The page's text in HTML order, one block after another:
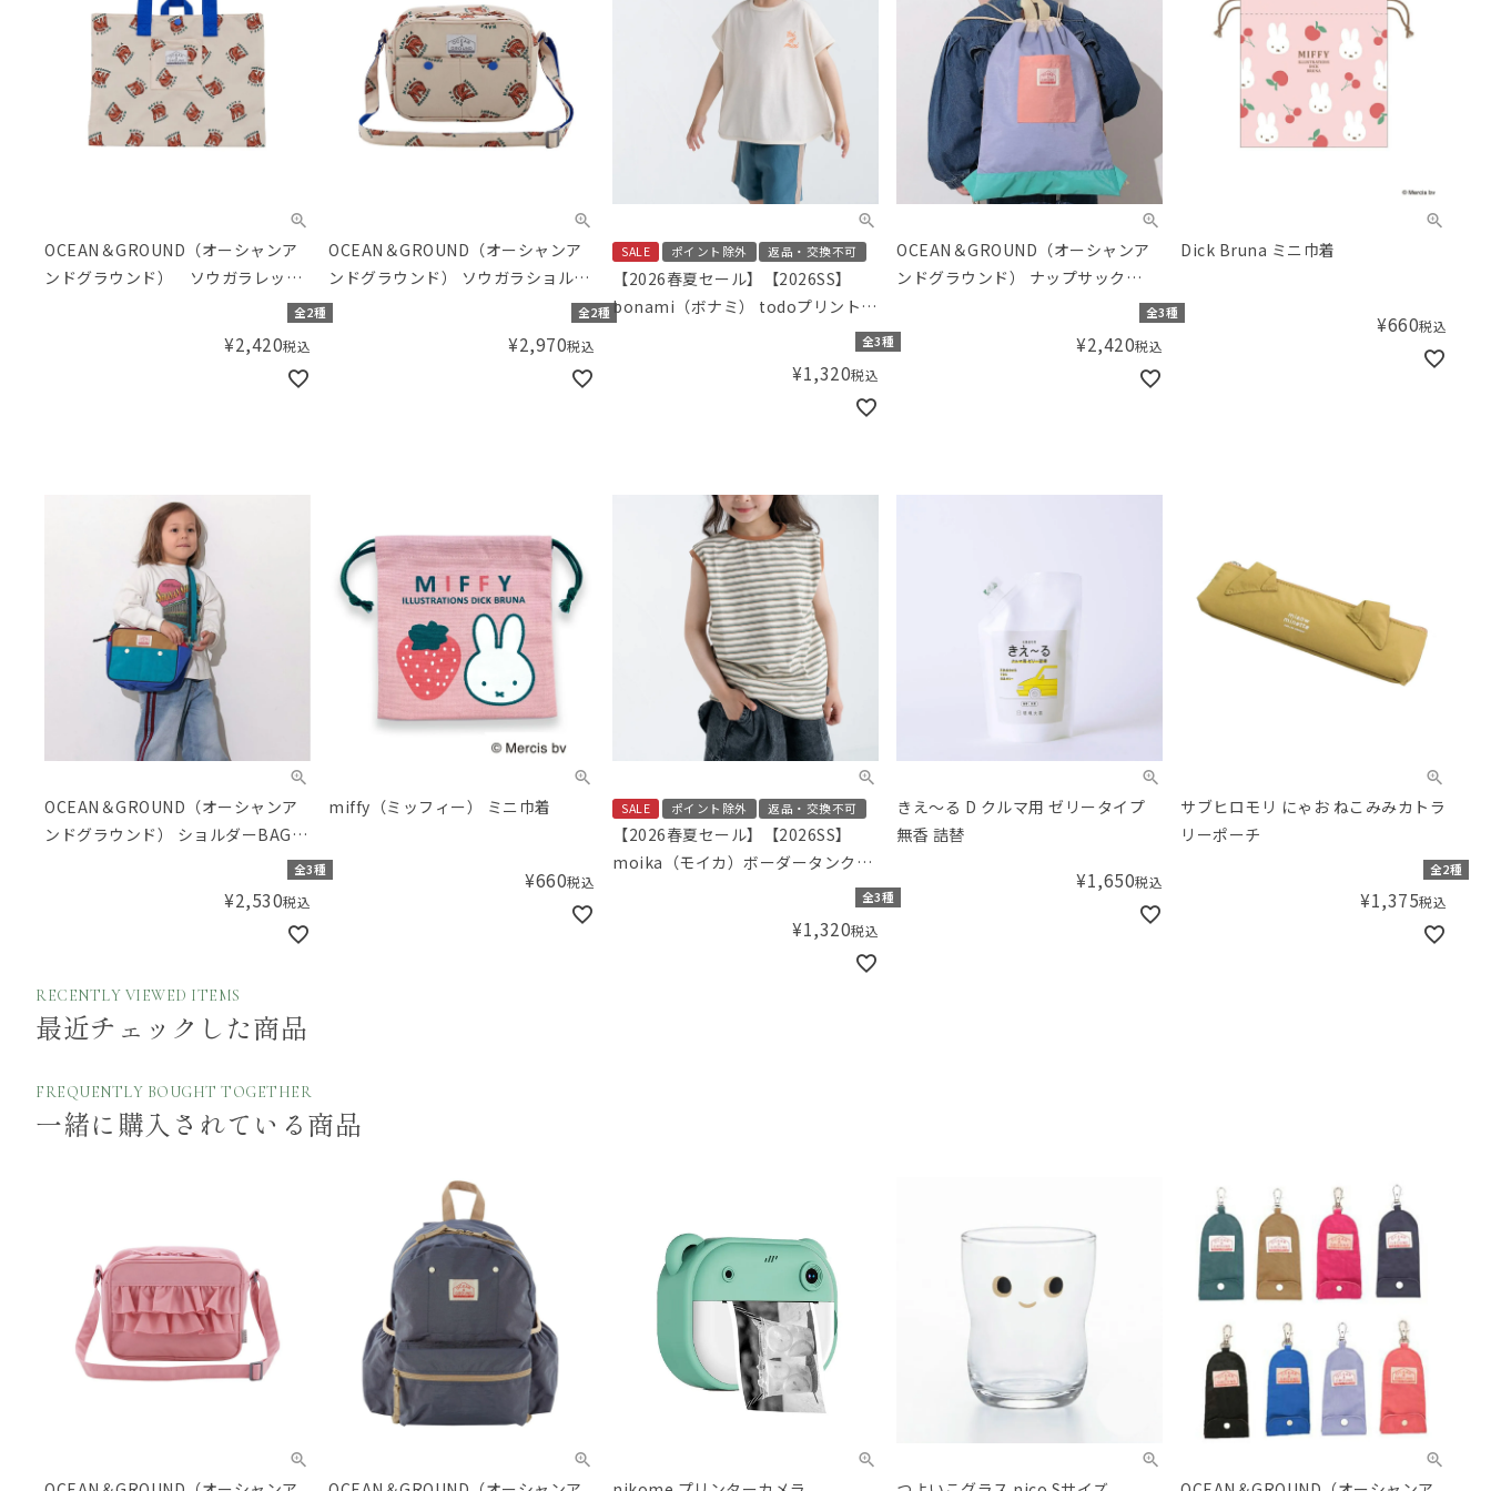
OCEAN＆GROUND（オーシャンア
ンドグラウンド） ソウガラレッス
全2種
¥2,420税込
OCEAN＆GROUND（オーシャンア
ンドグラウンド） ソウガラショルダ
ーBAG
全2種
¥2,970税込
SALE ポイント除外 返品・交換不可
【2026春夏セール】【2026SS】
bonami（ボナミ） todoプリントT
全3種
¥1,320税込
OCEAN＆GROUND（オーシャンア
ンドグラウンド） ナップサック
全3種
¥2,420税込
Dick Bruna ミニ巾着
¥660税込
OCEAN＆GROUND（オーシャンア
ンドグラウンド） ショルダーBAG
全3種
¥2,530税込
miffy（ミッフィー） ミニ巾着
¥660税込
SALE ポイント除外 返品・交換不可
【2026春夏セール】【2026SS】
moika（モイカ）ボーダータンクト
全3種
¥1,320税込
きえ～る D クルマ用 ゼリータイプ
無香 詰替
¥1,650税込
サブヒロモリ にゃお ねこみみカトラ
リーポーチ
全2種
¥1,375税込
RECENTLY VIEWED ITEMS
最近チェックした商品
FREQUENTLY BOUGHT TOGETHER
一緒に購入されている商品